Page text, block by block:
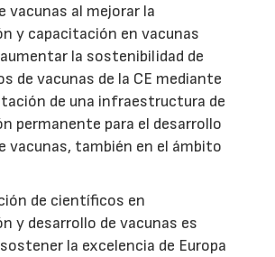
vacunas al mejorar la
y capacitación en vacunas
la sostenibilidad de
de vacunas de la CE mediante
de una infraestructura de
permanente para el desarrollo
vacunas, también en el ámbito
de científicos en
y desarrollo de vacunas es
la excelencia de Europa